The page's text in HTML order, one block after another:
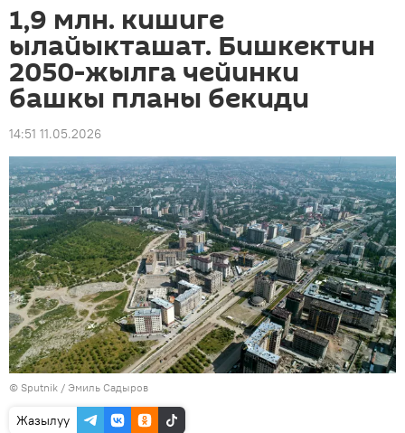
1,9 млн. кишиге
ылайыкташат. Бишкектин
2050-жылга чейинки
башкы планы бекиди
14:51 11.05.2026
© Sputnik / Эмиль Садыров
Жазылуу